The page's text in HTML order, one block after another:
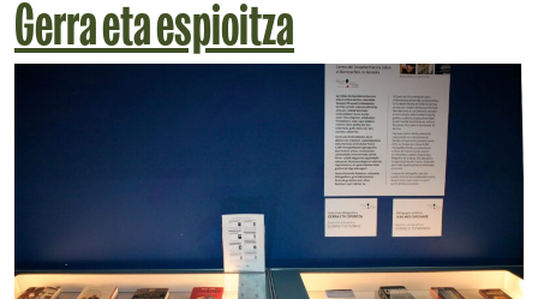
Gerra eta espioitza